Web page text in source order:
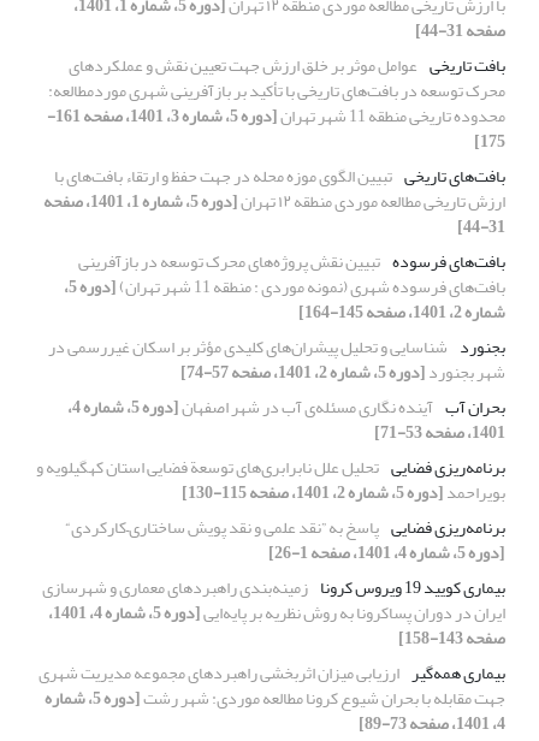
صفحه 31-44]
بافت تاریخی عوامل موثر بر خلق ارزش جهت تعیین نقش و عملکردهای
محرک توسعه در بافت‌های تاریخی با تأکید بر بازآفرینی شهری موردمطالعه:
محدوده تاریخی منطقه 11 شهر تهران [دوره 5، شماره 3، 1401، صفحه 161-
175]
بافت‌های تاریخی تبیین الگوی موزه محله در جهت حفظ و ارتقاء بافت‌های با
ارزش تاریخی مطالعه موردی منطقه ۱۲ تهران [دوره 5، شماره 1، 1401، صفحه
31-44]
بافت‌های فرسوده تبیین نقش پروژه‌های محرک توسعه در بازآفرینی
بافت‌های فرسوده شهری (نمونه موردی : منطقه 11 شهر تهران) [دوره 5،
شماره 2، 1401، صفحه 145-164]
بجنورد شناسایی و تحلیل پیشران‌های کلیدی مؤثر بر اسکان غیررسمی در
شهر بجنورد[دوره 5، شماره 2، 1401، صفحه 57-74]
بحران آب آینده نگاری مسئله‌ی آب در شهر اصفهان [دوره 5، شماره 4،
1401، صفحه 53-71]
برنامه‌ریزی فضایی تحلیل علل نابرابری‌های توسعة فضایی استان کهگیلویه و
بویراحمد[دوره 5، شماره 2، 1401، صفحه 115-130]
برنامه‌ریزی فضایی پاسخ به ”نقد علمی و نقد پویش ساختاری–کارکردی“
[دوره 5، شماره 4، 1401، صفحه 1-26]
بیماری کویید 19 ویروس کرونا
زمینه‌بندی راهبردهای معماری و شهرسازی
ایران در دوران پساکرونا به روش نظریه بر پایه‌ایی [دوره 5، شماره 4، 1401،
صفحه 143-158]
بیماری همه‌گیر ارزیابی میزان اثربخشی راهبردهای مجموعه مدیریت شهری
جهت مقابله با بحران شیوع کرونا مطالعه موردی: شهر رشت [دوره 5، شماره
4، 1401، صفحه 73-89]